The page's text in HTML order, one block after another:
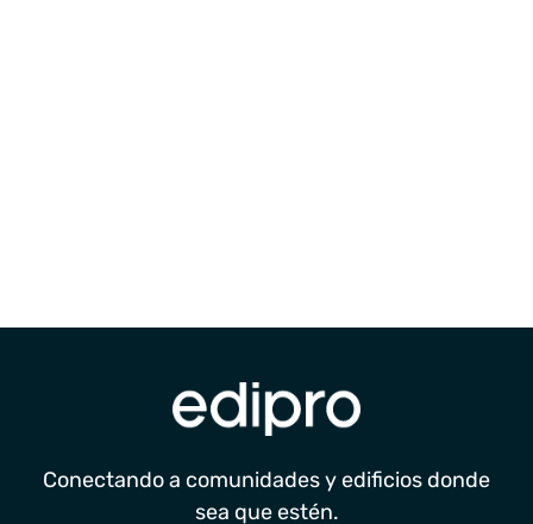
Conectando a comunidades y edificios donde
sea que estén.